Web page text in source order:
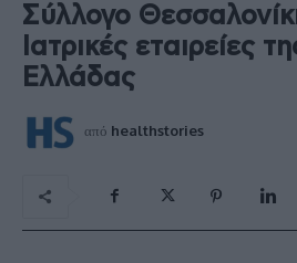
Σύλλογο
Ιατρικές εταιρείες
Ελλάδας
από healthstories